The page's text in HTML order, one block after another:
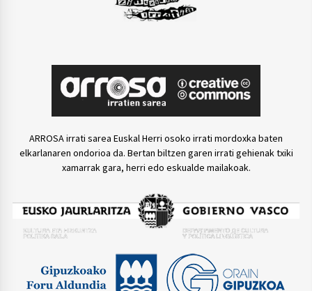
ARROSA irrati sarea Euskal Herri osoko irrati mordoxka baten
elkarlanaren ondorioa da. Bertan biltzen garen irrati gehienak txiki
xamarrak gara, herri edo eskualde mailakoak.